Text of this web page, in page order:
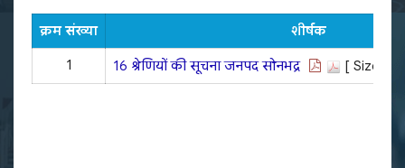
क्रम संख्या शीर्षक
1 16 श्रेणियों की सूचना जनपद सोनभद्र [ Size :